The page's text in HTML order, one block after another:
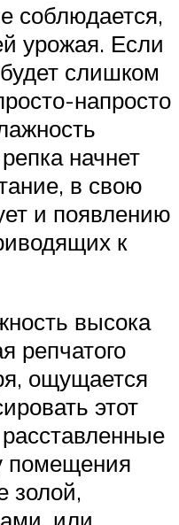
соблюдается,
урожая. Если
слишком
напросто
начнет
в свою
и появлению
к
высока
репчатого
ощущается
этот
помещения
золой,